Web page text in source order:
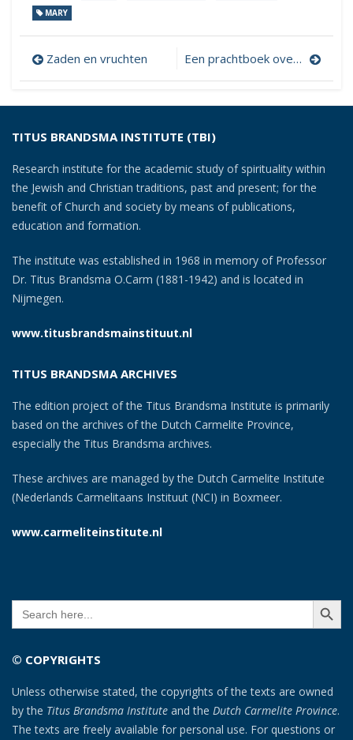
MARY
Post
navigation
Zaden en vruchten Een prachtboek over Mariavereering
TITUS BRANDSMA INSTITUTE (TBI)
Research institute for the academic study of spirituality within
the Jewish and Christian traditions, past and present; for the
benefit of Church and society by means of publications,
education and formation.
The institute was established in 1968 in memory of Professor
Dr. Titus Brandsma O.Carm (1881-1942) and is located in
Nijmegen.
www.titusbrandsmainstituut.nl
TITUS BRANDSMA ARCHIVES
The edition project of the Titus Brandsma Institute is primarily
based on the archives of the Dutch Carmelite Province,
especially the Titus Brandsma archives.
These archives are managed by the Dutch Carmelite Institute
(Nederlands Carmelitaans Instituut (NCI) in Boxmeer.
www.carmeliteinstitute.nl
Search
for:
SEARCH
© COPYRIGHTS
Unless otherwise stated, the copyrights of the texts are owned
by the Titus Brandsma Institute and the Dutch Carmelite Province.
The texts are freely available for personal use. For questions or